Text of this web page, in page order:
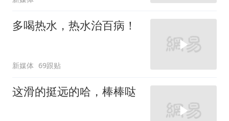
多喝热水，热水治百病！
新媒体 69跟贴
这滑的挺远的哈，棒棒哒